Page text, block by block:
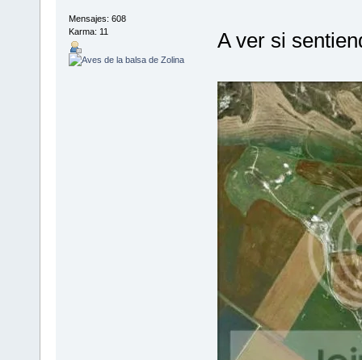
Mensajes: 608
Karma: 11
A ver si